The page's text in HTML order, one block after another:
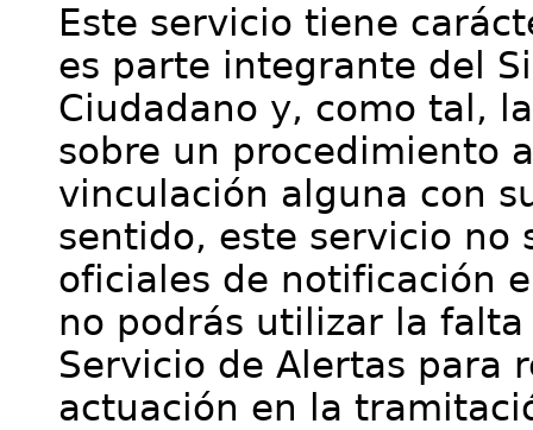
Este servicio tiene
es parte integrante del
Ciudadano y, como tal,
sobre un procedimiento
vinculación alguna con
sentido, este servicio no
oficiales de notificación
no podrás utilizar la
Servicio de Alertas para
actuación en la